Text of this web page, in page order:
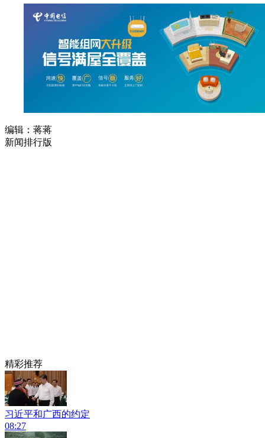
编辑：蒋蒋
新闻排行版
精彩推荐
习近平和广西的约定
08:27